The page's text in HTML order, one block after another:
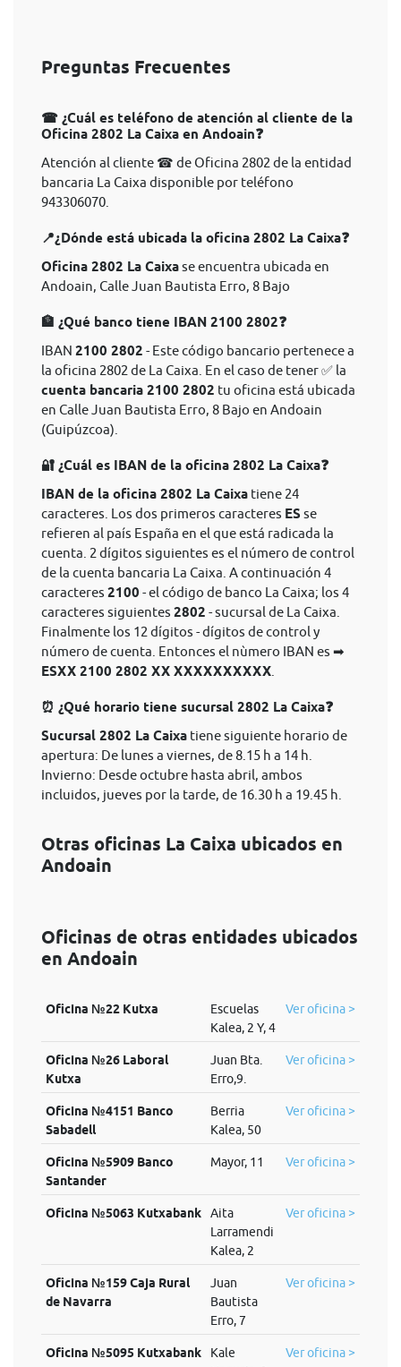
Preguntas Frecuentes
☎ ¿Cuál es teléfono de atención al cliente de la
Oficina 2802 La Caixa en Andoain❓
Atención al cliente ☎ de Oficina 2802 de la entidad
bancaria La Caixa disponible por teléfono
943306070.
📍¿Dónde está ubicada la oficina 2802 La Caixa❓
Oficina 2802 La Caixase encuentra ubicada en
Andoain, Calle Juan Bautista Erro, 8 Bajo
🏦 ¿Qué banco tiene IBAN 2100 2802❓
IBAN 2100 2802 - Este código bancario pertenece a
la oficina 2802 de La Caixa. En el caso de tener ✅ la
cuenta bancaria 2100 2802 tu oficina está ubicada
en Calle Juan Bautista Erro, 8 Bajo en Andoain
(Guipúzcoa).
🔐 ¿Cuál es IBAN de la oficina 2802 La Caixa❓
IBAN de la oficina 2802 La Caixa tiene 24
caracteres. Los dos primeros caracteres ES se
refieren al país España en el que está radicada la
cuenta. 2 dígitos siguientes es el número de control
de la cuenta bancaria La Caixa. A continuación 4
caracteres 2100 - el código de banco La Caixa; los 4
caracteres siguientes 2802 - sucursal de La Caixa.
Finalmente los 12 dígitos - dígitos de control y
número de cuenta. Entonces el nùmero IBAN es ➡
ESXX 2100 2802 XX XXXXXXXXXX
⏰ ¿Qué horario tiene sucursal 2802 La Caixa❓
Sucursal 2802 La Caixa tiene siguiente horario de
apertura: De lunes a viernes, de 8.15 h a 14 h.
Invierno: Desde octubre hasta abril, ambos
incluidos, jueves por la tarde, de 16.30 h a 19.45 h.
Otras oficinas La Caixa ubicados en
Andoain
Oficinas de otras entidades ubicados
en Andoain
Oficina №22 Kutxa
Escuelas
Kalea, 2 Y, 4
Ver oficina >
Oficina №26 Laboral
Kutxa
Juan Bta.
Erro,9.
Ver oficina >
Oficina №4151 Banco
Sabadell
Berria
Kalea, 50
Ver oficina >
Oficina №5909 Banco
Santander
Mayor, 11 Ver oficina >
Oficina №5063 Kutxabank
Aita
Larramendi
Kalea, 2
Ver oficina >
Oficina №159 Caja Rural
de Navarra
Juan
Bautista
Erro, 7
Ver oficina >
Oficina №5095 Kutxabank
Kale
Ver oficina >